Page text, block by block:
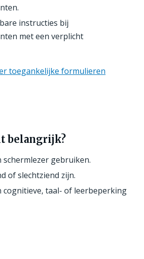
instructies bij
met een verplicht
toegankelijke formulieren
belangrijk?
schermlezer gebruiken.
of slechtziend zijn.
cognitieve, taal- of leerbeperking